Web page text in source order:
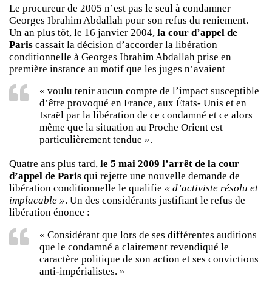
Le procureur de 2005 n’est pas le seul à condamner
Georges Ibrahim Abdallah pour son refus du reniement.
Un an plus tôt, le 16 janvier 2004, la cour d’appel de
Paris cassait la décision d’accorder la libération
conditionnelle à Georges Ibrahim Abdallah prise en
première instance au motif que les juges n’avaient
« voulu tenir aucun compte de l’impact susceptible
d’être provoqué en France, aux États- Unis et en
Israël par la libération de ce condamné et ce alors
même que la situation au Proche Orient est
particulièrement tendue ».
Quatre ans plus tard, le 5 mai 2009 l’arrêt de la cour
d’appel de Paris qui rejette une nouvelle demande de
libération conditionnelle le qualifie « d’activiste résolu et
implacable ». Un des considérants justifiant le refus de
libération énonce :
« Considérant que lors de ses différentes auditions
que le condamné a clairement revendiqué le
caractère politique de son action et ses convictions
anti-impérialistes. »